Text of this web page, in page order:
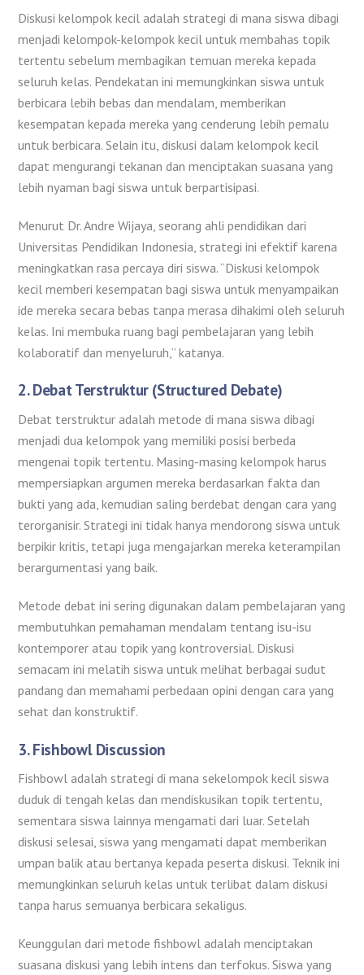
Diskusi kelompok kecil adalah strategi di mana siswa dibagi
menjadi kelompok-kelompok kecil untuk membahas topik
tertentu sebelum membagikan temuan mereka kepada
seluruh kelas. Pendekatan ini memungkinkan siswa untuk
berbicara lebih bebas dan mendalam, memberikan
kesempatan kepada mereka yang cenderung lebih pemalu
untuk berbicara. Selain itu, diskusi dalam kelompok kecil
dapat mengurangi tekanan dan menciptakan suasana yang
lebih nyaman bagi siswa untuk berpartisipasi.
Menurut Dr. Andre Wijaya, seorang ahli pendidikan dari
Universitas Pendidikan Indonesia, strategi ini efektif karena
meningkatkan rasa percaya diri siswa. “Diskusi kelompok
kecil memberi kesempatan bagi siswa untuk menyampaikan
ide mereka secara bebas tanpa merasa dihakimi oleh seluruh
kelas. Ini membuka ruang bagi pembelajaran yang lebih
kolaboratif dan menyeluruh,” katanya.
2.Debat Terstruktur (Structured Debate)
Debat terstruktur adalah metode di mana siswa dibagi
menjadi dua kelompok yang memiliki posisi berbeda
mengenai topik tertentu. Masing-masing kelompok harus
mempersiapkan argumen mereka berdasarkan fakta dan
bukti yang ada, kemudian saling berdebat dengan cara yang
terorganisir. Strategi ini tidak hanya mendorong siswa untuk
berpikir kritis, tetapi juga mengajarkan mereka keterampilan
berargumentasi yang baik.
Metode debat ini sering digunakan dalam pembelajaran yang
membutuhkan pemahaman mendalam tentang isu-isu
kontemporer atau topik yang kontroversial. Diskusi
semacam ini melatih siswa untuk melihat berbagai sudut
pandang dan memahami perbedaan opini dengan cara yang
sehat dan konstruktif.
3.Fishbowl Discussion
Fishbowl adalah strategi di mana sekelompok kecil siswa
duduk di tengah kelas dan mendiskusikan topik tertentu,
sementara siswa lainnya mengamati dari luar. Setelah
diskusi selesai, siswa yang mengamati dapat memberikan
umpan balik atau bertanya kepada peserta diskusi. Teknik ini
memungkinkan seluruh kelas untuk terlibat dalam diskusi
tanpa harus semuanya berbicara sekaligus.
Keunggulan dari metode fishbowl adalah menciptakan
suasana diskusi yang lebih intens dan terfokus. Siswa yang